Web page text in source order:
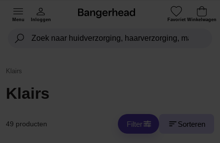
Menu Inloggen Favoriet Winkelwagen
Klairs
Klairs
49 producten Filter Sorteren